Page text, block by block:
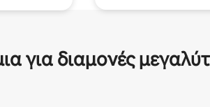
για διαμονές